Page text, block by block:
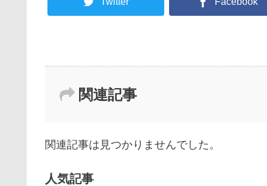
関連記事
関連記事は見つかりませんでした。
人気記事